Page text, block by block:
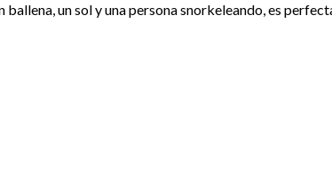
un sol y una persona snorkeleando, es